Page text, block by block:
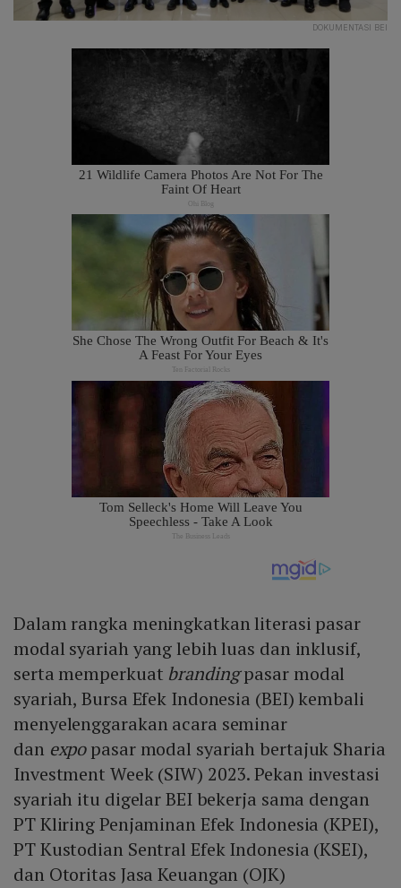
DOKUMENTASI BEI
Dalam rangka meningkatkan literasi pasar
modal syariah yang lebih luas dan inklusif,
serta memperkuat brandingpasar modal
syariah, Bursa Efek Indonesia (BEI) kembali
menyelenggarakan acara seminar
dan expopasar modal syariah bertajuk Sharia
Investment Week (SIW) 2023. Pekan investasi
syariah itu digelar BEI bekerja sama dengan
PT Kliring Penjaminan Efek Indonesia (KPEI),
PT Kustodian Sentral Efek Indonesia (KSEI),
dan Otoritas Jasa Keuangan (OJK)